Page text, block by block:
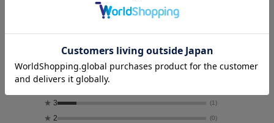
4.6
レビュー件数：8件
5
★ 3 (1)
★ 2 (0)